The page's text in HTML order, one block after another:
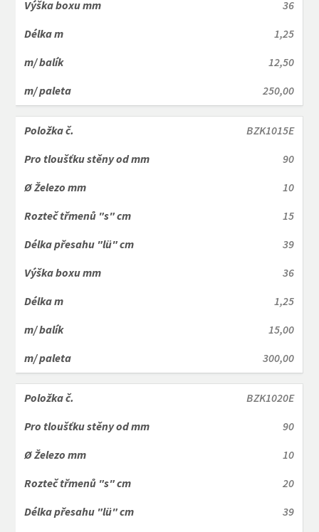
36
1,25
12,50
250,00
BZK1015E
90
10
15
39
36
1,25
15,00
300,00
BZK1020E
90
10
20
39